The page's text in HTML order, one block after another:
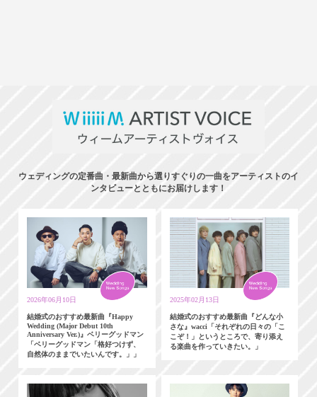
ウェディングの定番曲・最新曲から選りすぐりの一曲をアーティストのイ
ンタビューとともにお届けします！
2026年06月10日
結婚式のおすすめ最新曲『Happy
Wedding (Major Debut 10th
Anniversary Ver.)』ベリーグッドマン
「ベリーグッドマン「格好つけず、
自然体のままでいたいんです。」」
2025年02月13日
結婚式のおすすめ最新曲『どんな小
さな』wacci「それぞれの日々の「こ
こぞ！」というところで、寄り添え
る楽曲を作っていきたい。」